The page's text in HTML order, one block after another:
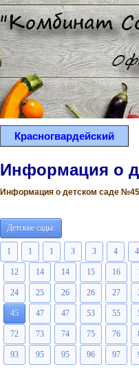
Красногвардейский
Информация о
Информация о детском саде №45
Детские сады:
1 1 1 3 3 4 4
12 14 14 15 16
24 25 26 26 27
45 47 47 53 55
72 73 74 75 76
93 95 95 96 97